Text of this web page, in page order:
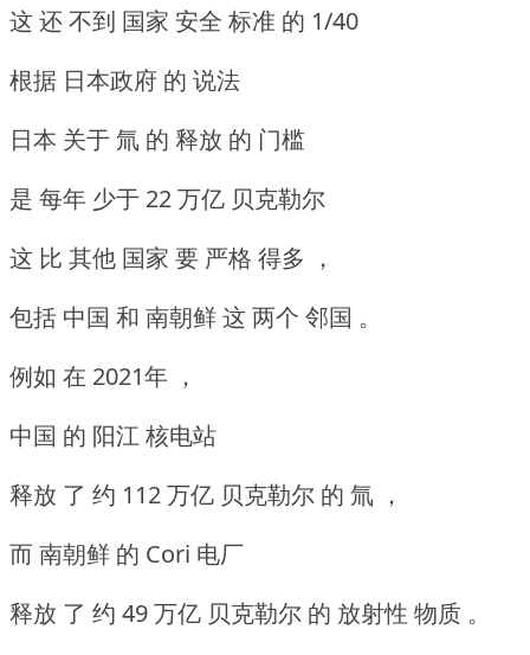
这 还 不到 国家 安全 标准 的 1/40
根据 日本政府 的 说法
日本 关于 氚 的 释放 的 门槛
是 每年 少于 22 万亿 贝克勒尔
这 比 其他 国家 要 严格 得多 ，
包括 中国 和 南朝鲜 这 两个 邻国 。
例如 在 2021年 ，
中国 的 阳江 核电站
释放 了 约 112 万亿 贝克勒尔 的 氚 ，
而 南朝鲜 的 Cori 电厂
释放 了 约 49 万亿 贝克勒尔 的 放射性 物质 。